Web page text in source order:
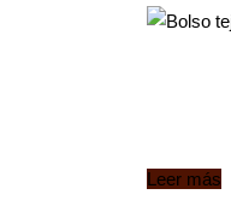
Leer más